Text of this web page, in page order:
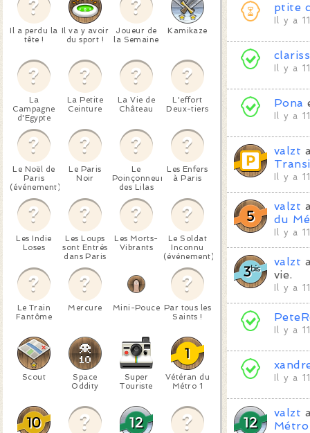
Il a perdu la
tête !
Il va y avoir
du sport !
Joueur de
la Semaine
Kamikaze
La
Campagne
d'Egypte
La Petite
Ceinture
La Vie de
Château
L'effort
Deux-tiers
Le Noël de
Paris
(événement)
Le Paris
Noir
Le
Poinçonneur
des Lilas
Les Enfers
à Paris
Les Indie
Loses
Les Loups
sont Entrés
dans Paris
Les Morts-
Vibrants
Le Soldat
Inconnu
(événement)
Le Train
Fantôme
Mercure Mini-Pouce Par tous les
Saints !
Scout
Space
Oddity
Super
Touriste
Vétéran du
Métro 1
ptite
Il y a
Il y a
Pona
Il y a
valzt
Il y a
valzt
du
Il y a
valzt
vie.
Il y a
Il y a
Il y a
valzt
Métro